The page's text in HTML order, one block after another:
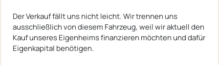
Der Verkauf fällt uns nicht leicht. Wir trennen uns
ausschließlich von diesem Fahrzeug, weil wir aktuell den
Kauf unseres Eigenheims finanzieren möchten und dafür
Eigenkapital benötigen.